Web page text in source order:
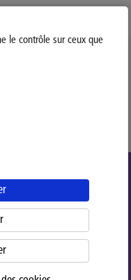
le contrôle sur ceux que